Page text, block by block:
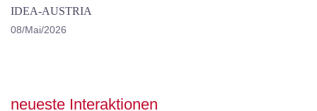
IDEA-AUSTRIA
08/Mai/2026
neueste Interaktionen